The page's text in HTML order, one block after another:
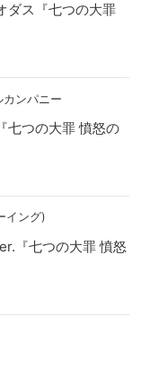
ダス『七つの大罪
カンパニー
七つの大罪 憤怒の
イング)
『七つの大罪 憤怒